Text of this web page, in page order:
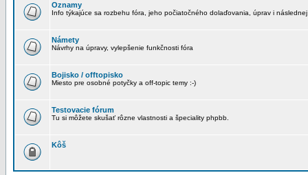
Oznamy
Info týkajúce sa rozbehu fóra, jeho počiatočného dolaďovania, úprav i
Námety
Návrhy na úpravy, vylepšenie funkčnosti fóra
Bojisko / offtopisko
Miesto pre osobné potyčky a off-topic temy :-)
Testovacie fórum
Tu si môžete skušať rôzne vlastnosti a špeciality phpbb.
Kôš